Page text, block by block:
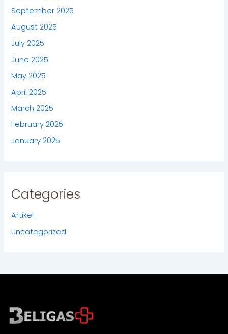
September 2025
August 2025
July 2025
June 2025
May 2025
April 2025
March 2025
February 2025
January 2025
Categories
Artikel
Uncategorized